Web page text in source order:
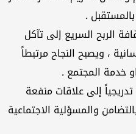
.
الربح السريع إلى تآكل
، ويصبح النجاح مرتبطاً
او خدمة المجتمع .
إلى علاقات منفعة
والمسؤلية الاجتماعية